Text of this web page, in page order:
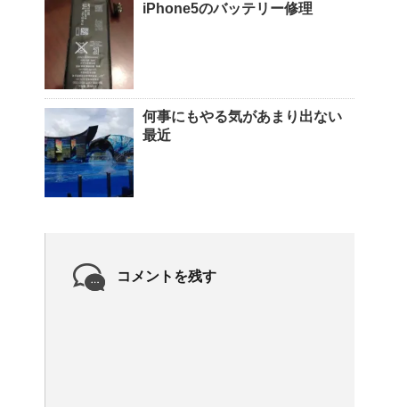
iPhone5のバッテリー修理
何事にもやる気があまり出ない
最近
コメントを残す